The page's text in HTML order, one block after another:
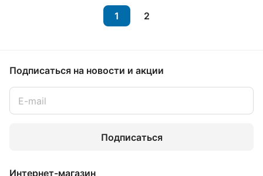
1 2
Подписаться на новости и акции
Подписаться
Интернет-магазин